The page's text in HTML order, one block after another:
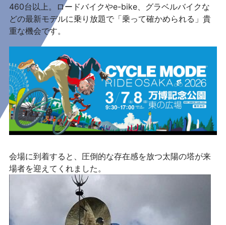
460台以上。ロードバイクやe-bike、グラベルバイクな
どの最新モデルに乗り放題で「乗って確かめられる」貴
重な機会です。
会場に到着すると、圧倒的な存在感を放つ太陽の塔が来
場者を迎えてくれました。